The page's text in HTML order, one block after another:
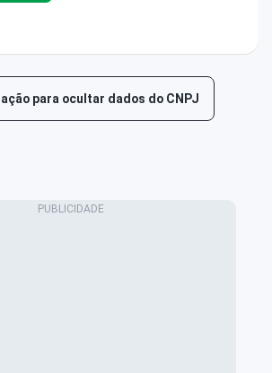
para ocultar dados do CNPJ